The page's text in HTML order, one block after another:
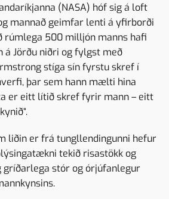
(NASA) hóf sig á loft
mannað geimfar lenti á yfirborði
rúmlega 500 milljón manns hafi
á Jörðu niðri og fylgst með
stíga sín fyrstu skref í
þar sem hann mælti hina
er eitt lítið skref fyrir mann – eitt
liðin er frá tungllendingunni hefur
tekið risastökk og
stór og órjúfanlegur